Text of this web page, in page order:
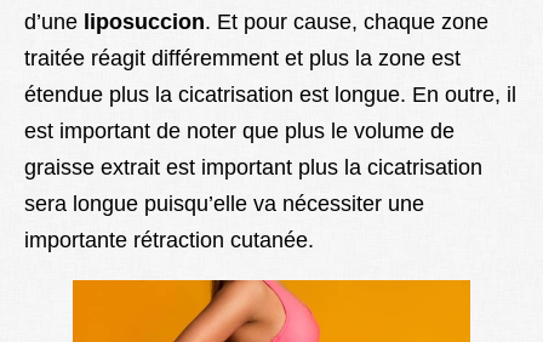
d’une liposuccion. Et pour cause, chaque zone
traitée réagit différemment et plus la zone est
étendue plus la cicatrisation est longue. En outre, il
est important de noter que plus le volume de
graisse extrait est important plus la cicatrisation
sera longue puisqu’elle va nécessiter une
importante rétraction cutanée.